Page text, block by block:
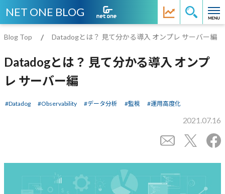
NET ONE BLOG
Blog Top Datadogとは？ 見て分かる導入 オンプレ サーバー編
Datadogとは？ 見て分かる導入 オンプ
レ サーバー編
Datadog Observability データ分析 監視 運用高度化
2021.07.16